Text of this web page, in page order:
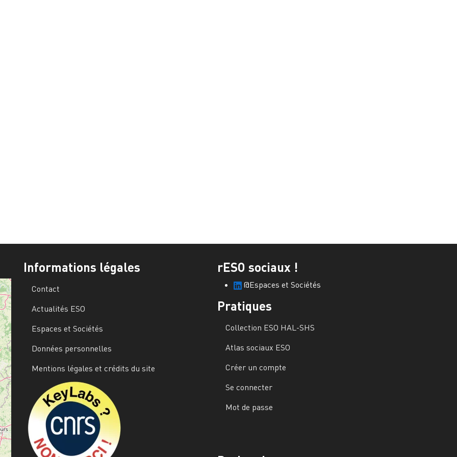
Informations légales
Contact
Actualités ESO
Espaces et Sociétés
Données personnelles
Mentions légales et crédits du site
rESO sociaux !
@Espaces et Sociétés
Pratiques
Collection ESO HAL-SHS
Atlas sociaux ESO
Créer un compte
Se connecter
Mot de passe